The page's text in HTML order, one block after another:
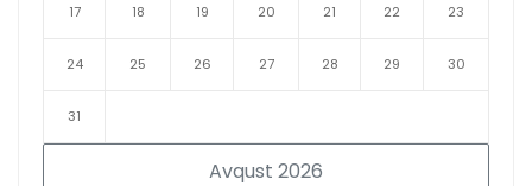
Avqust 2026
17 18 19 20 21 22 23
24 25 26 27 28 29 30
31